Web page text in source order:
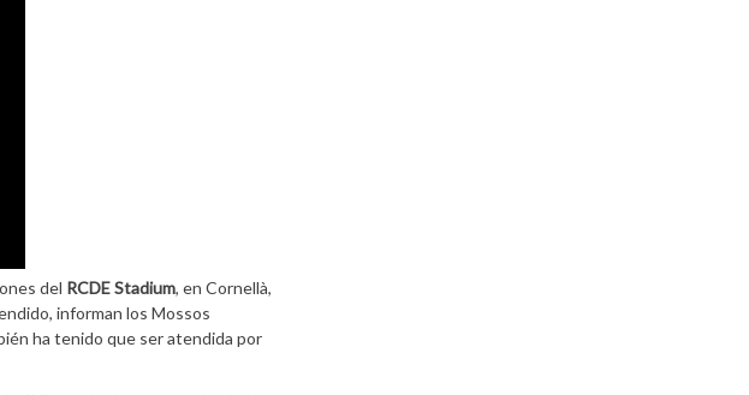
del RCDE Stadium, en Cornellà,
informan los Mossos
ha tenido que ser atendida por